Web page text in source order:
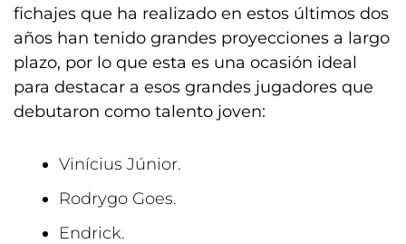
fichajes que ha realizado en estos últimos dos
años han tenido grandes proyecciones a largo
plazo, por lo que esta es una ocasión ideal
para destacar a esos grandes jugadores que
debutaron como talento joven:
Vinícius Júnior.
Rodrygo Goes.
Endrick.